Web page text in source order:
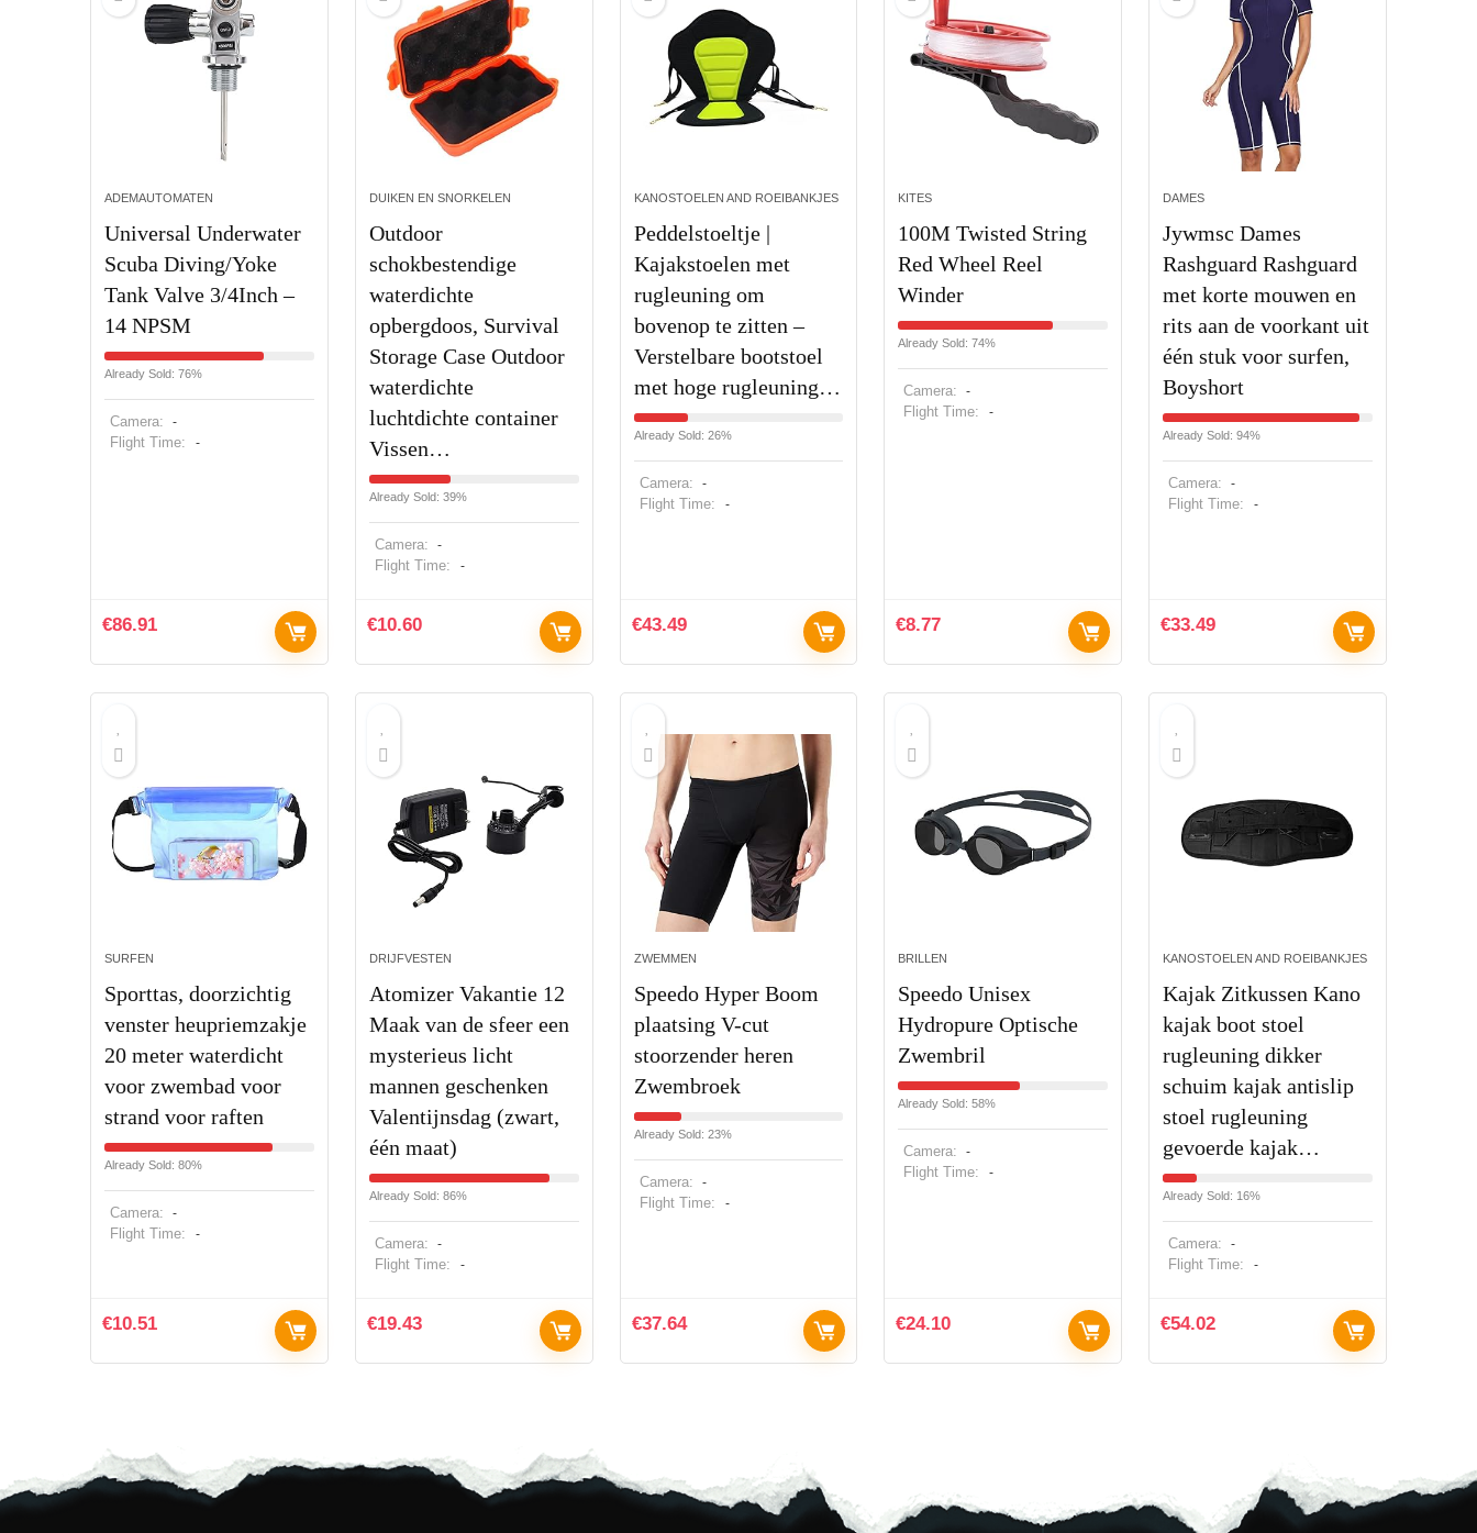
ADEMAUTOMATEN
Universal Underwater
Scuba Diving/Yoke
Tank Valve 3/4Inch –
14 NPSM
Already Sold: 76%
Camera: -
Flight Time: -
€86.91
DUIKEN EN SNORKELEN
Outdoor
schokbestendige
waterdichte
opbergdoos, Survival
Storage Case Outdoor
waterdichte
luchtdichte container
Vissen…
Already Sold: 39%
Camera: -
Flight Time: -
€10.60
KANOSTOELEN AND ROEIBANKJES
Peddelstoeltje |
Kajakstoelen met
rugleuning om
bovenop te zitten –
Verstelbare bootstoel
met hoge rugleuning…
Already Sold: 26%
Camera: -
Flight Time: -
€43.49
KITES
100M Twisted String
Red Wheel Reel
Winder
Already Sold: 74%
Camera: -
Flight Time: -
€8.77
DAMES
Jywmsc Dames
Rashguard Rashguard
met korte mouwen en
rits aan de voorkant uit
één stuk voor surfen,
Boyshort
Already Sold: 94%
Camera: -
Flight Time: -
€33.49
SURFEN
Sporttas, doorzichtig
venster heupriemzakje
20 meter waterdicht
voor zwembad voor
strand voor raften
Already Sold: 80%
Camera: -
Flight Time: -
€10.51
DRIJFVESTEN
Atomizer Vakantie 12
Maak van de sfeer een
mysterieus licht
mannen geschenken
Valentijnsdag (zwart,
één maat)
Already Sold: 86%
Camera: -
Flight Time: -
€19.43
ZWEMMEN
Speedo Hyper Boom
plaatsing V-cut
stoorzender heren
Zwembroek
Already Sold: 23%
Camera: -
Flight Time: -
€37.64
BRILLEN
Speedo Unisex
Hydropure Optische
Zwembril
Already Sold: 58%
Camera: -
Flight Time: -
€24.10
KANOSTOELEN AND ROEIBANKJES
Kajak Zitkussen Kano
kajak boot stoel
rugleuning dikker
schuim kajak antislip
stoel rugleuning
gevoerde kajak…
Already Sold: 16%
Camera: -
Flight Time: -
€54.02